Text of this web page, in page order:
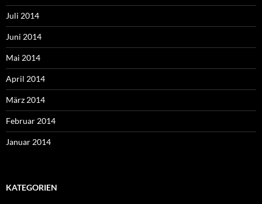
Juli 2014
Juni 2014
Mai 2014
April 2014
März 2014
Februar 2014
Januar 2014
KATEGORIEN